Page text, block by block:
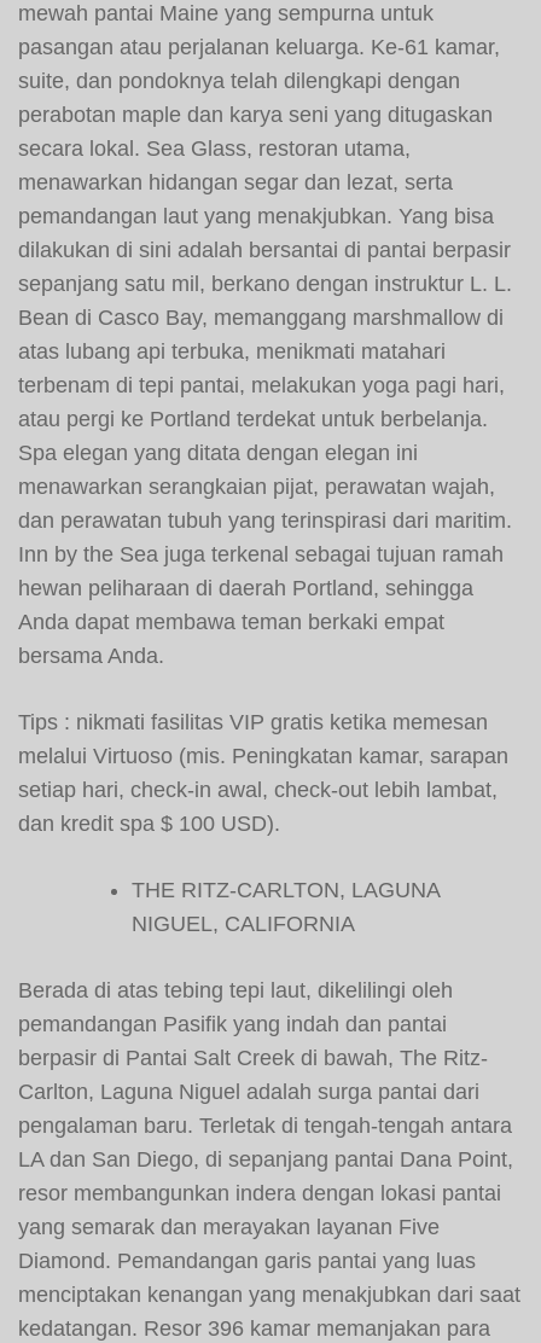
mewah pantai Maine yang sempurna untuk
pasangan atau perjalanan keluarga. Ke-61 kamar,
suite, dan pondoknya telah dilengkapi dengan
perabotan maple dan karya seni yang ditugaskan
secara lokal. Sea Glass, restoran utama,
menawarkan hidangan segar dan lezat, serta
pemandangan laut yang menakjubkan. Yang bisa
dilakukan di sini adalah bersantai di pantai berpasir
sepanjang satu mil, berkano dengan instruktur L. L.
Bean di Casco Bay, memanggang marshmallow di
atas lubang api terbuka, menikmati matahari
terbenam di tepi pantai, melakukan yoga pagi hari,
atau pergi ke Portland terdekat untuk berbelanja.
Spa elegan yang ditata dengan elegan ini
menawarkan serangkaian pijat, perawatan wajah,
dan perawatan tubuh yang terinspirasi dari maritim.
Inn by the Sea juga terkenal sebagai tujuan ramah
hewan peliharaan di daerah Portland, sehingga
Anda dapat membawa teman berkaki empat
bersama Anda.
Tips : nikmati fasilitas VIP gratis ketika memesan
melalui Virtuoso (mis. Peningkatan kamar, sarapan
setiap hari, check-in awal, check-out lebih lambat,
dan kredit spa $ 100 USD).
THE RITZ-CARLTON, LAGUNA
NIGUEL, CALIFORNIA
Berada di atas tebing tepi laut, dikelilingi oleh
pemandangan Pasifik yang indah dan pantai
berpasir di Pantai Salt Creek di bawah, The Ritz-
Carlton, Laguna Niguel adalah surga pantai dari
pengalaman baru. Terletak di tengah-tengah antara
LA dan San Diego, di sepanjang pantai Dana Point,
resor membangunkan indera dengan lokasi pantai
yang semarak dan merayakan layanan Five
Diamond. Pemandangan garis pantai yang luas
menciptakan kenangan yang menakjubkan dari saat
kedatangan. Resor 396 kamar memanjakan para